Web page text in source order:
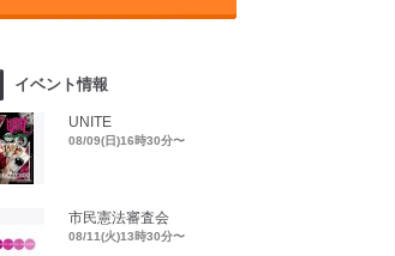
イベント情報
UNITE
08/09(日)16時30分〜
市民憲法審査会
08/11(火)13時30分〜